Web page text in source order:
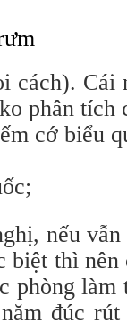
cách). Cái
phân tích
cớ biểu
nếu
thì nên
phòng
đúc